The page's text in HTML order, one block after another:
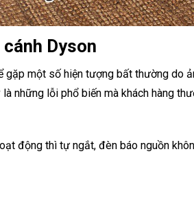
Dyson
gặp một số hiện tượng bất thường do
những lỗi phổ biến mà khách hàng
động thì tự ngắt, đèn báo nguồn